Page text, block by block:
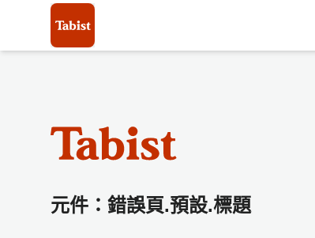
元件：錯誤頁.預設.標題